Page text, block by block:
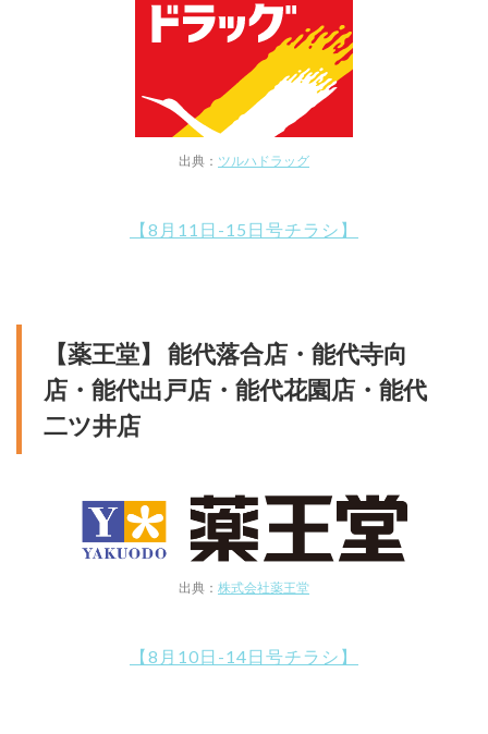
出典： ツルハドラッグ
【8月11日-15日号チラシ】
【薬王堂】 能代落合店・能代寺向
店・能代出戸店・能代花園店・能代
二ツ井店
出典： 株式会社薬王堂
【8月10日-14日号チラシ】